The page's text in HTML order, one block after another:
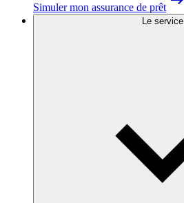
Simuler mon assurance de prêt
Le service